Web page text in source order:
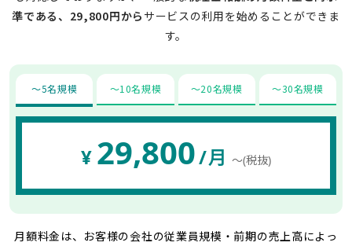
準である、29,800円から サービスの利用を始めることができま
す。
〜5名規模 〜10名規模 〜20名規模 〜30名規模
¥ 29,800/月 〜(税抜)
月額料金は、お客様の会社の従業員規模・前期の売上高によっ